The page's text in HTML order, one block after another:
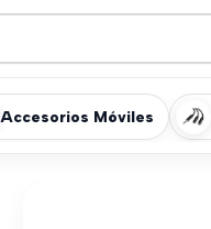
Accesorios Móviles